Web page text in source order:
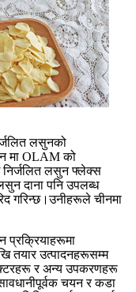
लसुनको
मा OLAM को
निर्जलित लसुन फ्लेक्स
दाना पनि उपलब्ध
गरिन्छ।उनीहरूले चीनमा
प्रक्रियाहरूमा
तयार उत्पादनहरूसम्म
र अन्य उपकरणहरू
चयन र कडा